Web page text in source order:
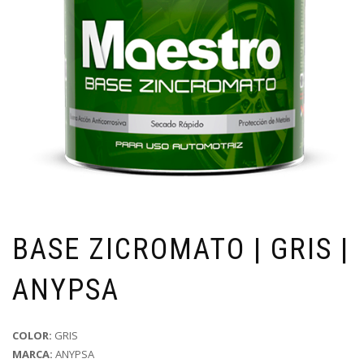
BASE ZICROMATO | GRIS |
ANYPSA
COLOR: GRIS
MARCA: ANYPSA